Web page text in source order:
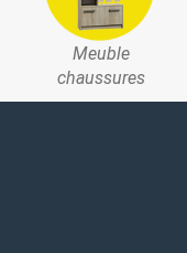
Meuble
chaussures